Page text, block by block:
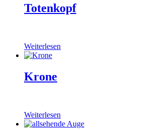
Totenkopf
Weiterlesen
Krone
Weiterlesen